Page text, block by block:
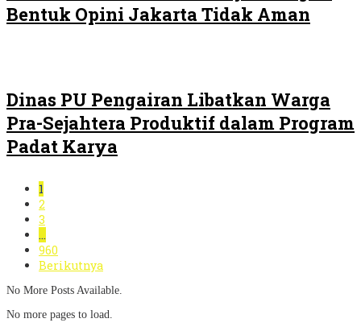
Bentuk Opini Jakarta Tidak Aman
Dinas PU Pengairan Libatkan Warga
Pra-Sejahtera Produktif dalam Program
Padat Karya
1
2
3
…
960
Berikutnya
No More Posts Available.
No more pages to load.